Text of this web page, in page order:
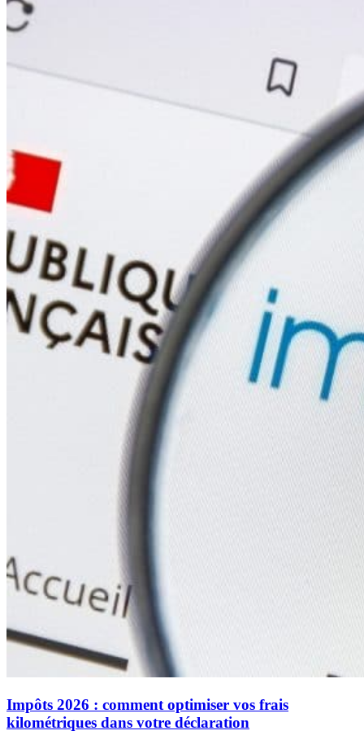
Impôts 2026 : comment optimiser vos frais
kilométriques dans votre déclaration